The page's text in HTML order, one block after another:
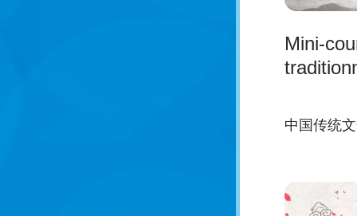
Mini-
中国传统